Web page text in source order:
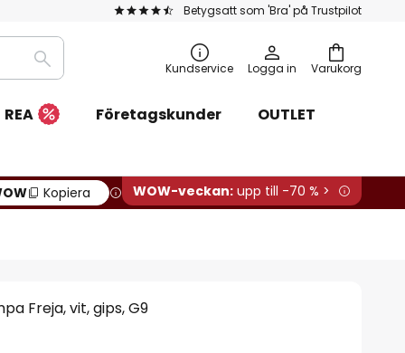
Betygsatt som 'Bra' på Trustpilot
Varukorg
Sök Kundservice Logga in
REA Företagskunder OUTLET
Kopiera WOW-veckan: upp till -70 % >
Freja, vit, gips, G9